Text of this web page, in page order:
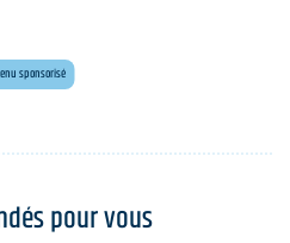
sponsorisé
à deux pas de l'océan
pour vous